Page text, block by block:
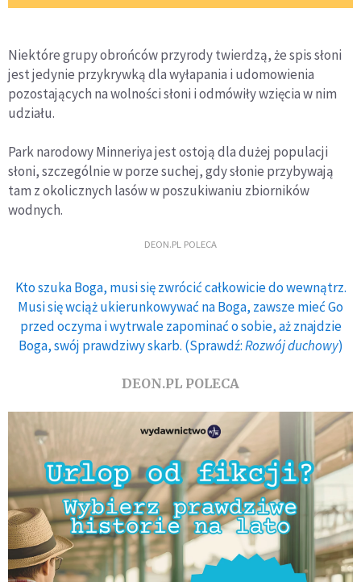
Niektóre grupy obrońców przyrody twierdzą, że spis słoni
jest jedynie przykrywką dla wyłapania i udomowienia
pozostających na wolności słoni i odmówiły wzięcia w nim
udziału.
Park narodowy Minneriya jest ostoją dla dużej populacji
słoni, szczególnie w porze suchej, gdy słonie przybywają
tam z okolicznych lasów w poszukiwaniu zbiorników
wodnych.
DEON.PL POLECA
Kto szuka Boga, musi się zwrócić całkowicie do wewnątrz.
Musi się wciąż ukierunkowywać na Boga, zawsze mieć Go
przed oczyma i wytrwale zapominać o sobie, aż znajdzie
Boga, swój prawdziwy skarb. (Sprawdź:Rozwój duchowy)
DEON.PL POLECA